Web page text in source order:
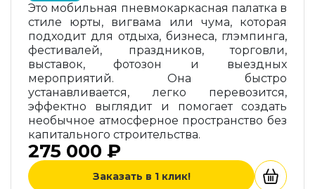
Это мобильная пневмокаркасная палатка в
стиле юрты, вигвама или чума, которая
подходит для отдыха, бизнеса, глэмпинга,
фестивалей, праздников, торговли,
выставок, фотозон и выездных
мероприятий. Она быстро
устанавливается, легко перевозится,
эффектно выглядит и помогает создать
необычное атмосферное пространство без
капитального строительства.
275 000 ₽
Заказать в 1 клик!